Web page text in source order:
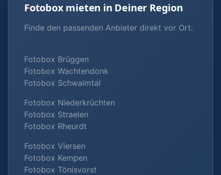
Fotobox mieten in Deiner Region
Finde den passenden Anbieter direkt vor Ort.
Fotobox Brüggen
Fotobox Wachtendonk
Fotobox Schwalmtal
Fotobox Niederkrüchten
Fotobox Straelen
Fotobox Rheurdt
Fotobox Viersen
Fotobox Kempen
Fotobox Tönisvorst